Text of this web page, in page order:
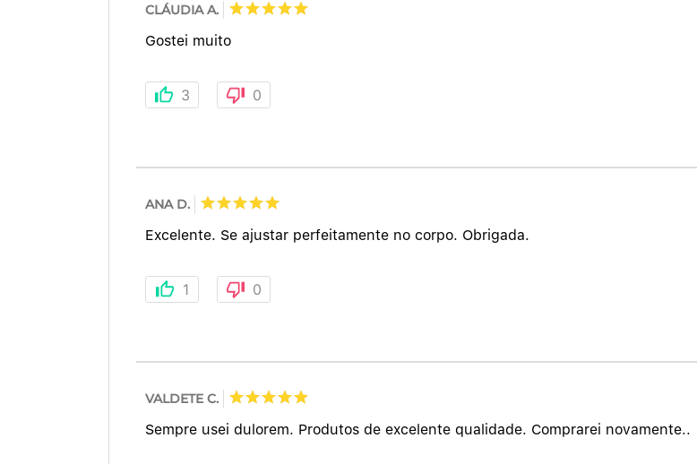
CLÁUDIA A.
Gostei muito
3 0
ANA D.
Excelente. Se ajustar perfeitamente no corpo. Obrigada.
1 0
VALDETE C.
Sempre usei dulorem. Produtos de excelente qualidade. Comprarei novamente..